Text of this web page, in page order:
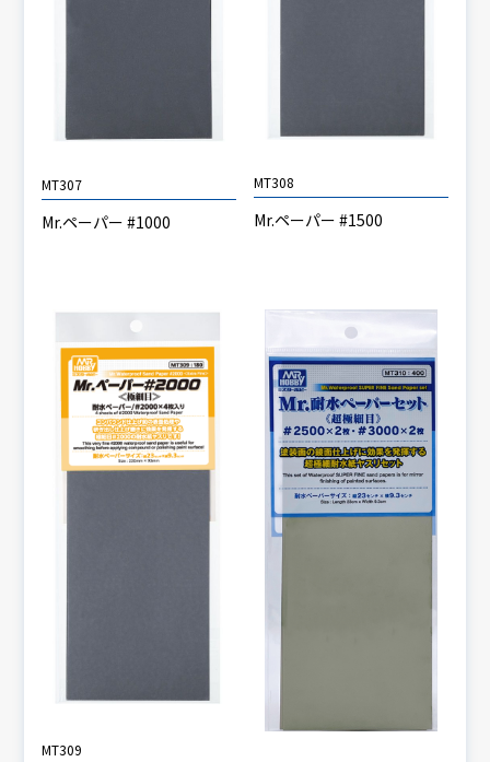
MT307
Mr.ペーパー #1000
MT308
Mr.ペーパー #1500
MT309